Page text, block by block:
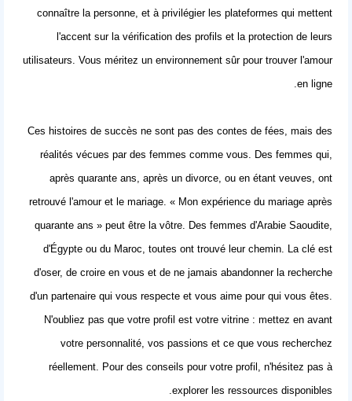
connaître la personne, et à privilégier les plateformes qui mettent
l'accent sur la vérification des profils et la protection de leurs
utilisateurs. Vous méritez un environnement sûr pourtrouver l'amour
en ligne
.
Ces histoires de succès ne sont pas des contes de fées, mais des
réalités vécues par des femmes comme vous. Des femmes qui,
après quarante ans, après un divorce, ou en étant veuves, ont
retrouvé l'amour et le mariage. « Mon expérience du mariage après
quarante ans » peut être la vôtre. Des femmes d'Arabie Saoudite,
d'Égypte ou du Maroc, toutes ont trouvé leur chemin. La clé est
d'oser, de croire en vous et de ne jamais abandonner la recherche
d'un partenaire qui vous respecte et vous aime pour qui vous êtes.
N'oubliez pas que votre profil est votre vitrine : mettez en avant
votre personnalité, vos passions et ce que vous recherchez
réellement. Pour des conseils pour votre profil, n'hésitez pas à
explorer les ressources disponibles.